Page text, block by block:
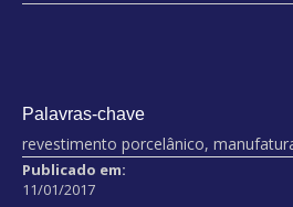
Palavras-chave
revestimento porcelânico,
Publicado em:
11/01/2017